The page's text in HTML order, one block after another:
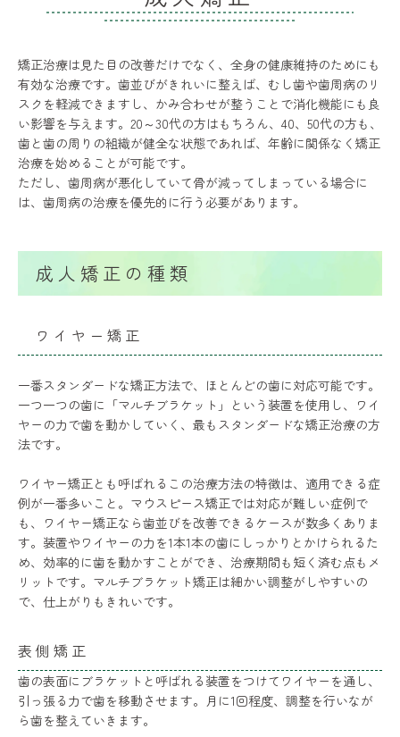
矯正治療は見た目の改善だけでなく、全身の健康維持のためにも
有効な治療です。歯並びがきれいに整えば、むし歯や歯周病のリ
スクを軽減できますし、かみ合わせが整うことで消化機能にも良
い影響を与えます。20～30代の方はもちろん、40、50代の方も、
歯と歯の周りの組織が健全な状態であれば、年齢に関係なく矯正
治療を始めることが可能です。
ただし、歯周病が悪化していて骨が減ってしまっている場合に
は、歯周病の治療を優先的に行う必要があります。
成人矯正の種類
ワイヤー矯正
一番スタンダードな矯正方法で、ほとんどの歯に対応可能です。
一つ一つの歯に「マルチブラケット」という装置を使用し、ワイ
ヤーの力で歯を動かしていく、最もスタンダードな矯正治療の方
法です。
ワイヤー矯正とも呼ばれるこの治療方法の特徴は、適用できる症
例が一番多いこと。マウスピース矯正では対応が難しい症例で
も、ワイヤー矯正なら歯並びを改善できるケースが数多くありま
す。装置やワイヤーの力を1本1本の歯にしっかりとかけられるた
め、効率的に歯を動かすことができ、治療期間も短く済む点もメ
リットです。マルチブラケット矯正は細かい調整がしやすいの
で、仕上がりもきれいです。
表側矯正
歯の表面にブラケットと呼ばれる装置をつけてワイヤーを通し、
引っ張る力で歯を移動させます。月に1回程度、調整を行いなが
ら歯を整えていきます。